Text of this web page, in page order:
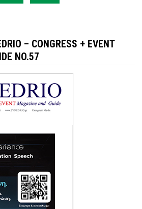
– CONGRESS + EVENT
NO.57